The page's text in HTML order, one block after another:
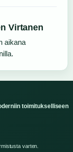
Virtanen
aikana
toimitukselliseen
varten.